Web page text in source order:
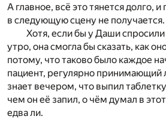
А главное, всё это тянется долго, и
в следующую сцену не получается.
Хотя, если бы у Даши
утро, она смогла бы сказать, как
потому, что таково было каждое
пациент, регулярно принимающий
знает вечером, что выпил
чем он её запил, о чём думал в
едва ли.